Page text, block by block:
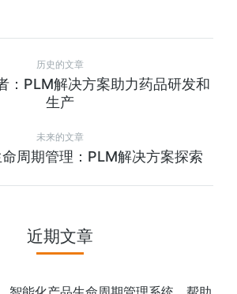
历史的文章
：PLM解决方案助力药品研发和
生产
未来的文章
周期管理：PLM解决方案探索
近期文章